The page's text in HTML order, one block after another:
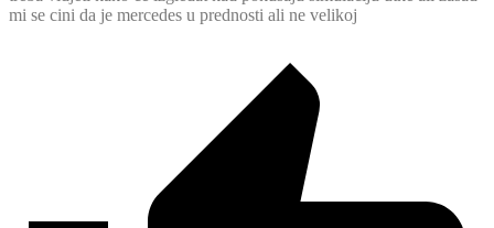
mi se cini da je mercedes u prednosti ali ne velikoj